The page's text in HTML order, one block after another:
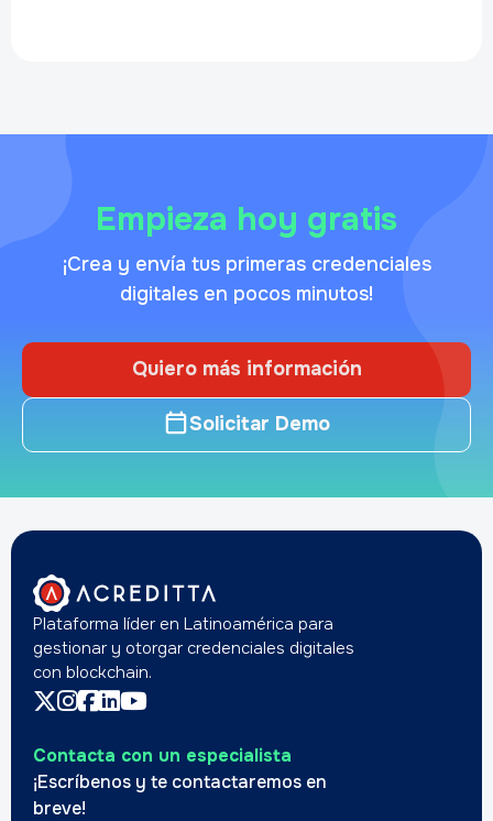
Empieza hoy gratis
¡Crea y envía tus primeras credenciales
digitales en pocos minutos!
Quiero más información
Solicitar Demo
Plataforma líder en Latinoamérica para
gestionar y otorgar credenciales digitales
con blockchain.
Contacta con un especialista
¡Escríbenos y te contactaremos en
breve!